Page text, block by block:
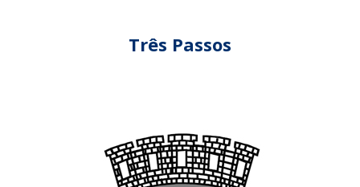
Três Passos